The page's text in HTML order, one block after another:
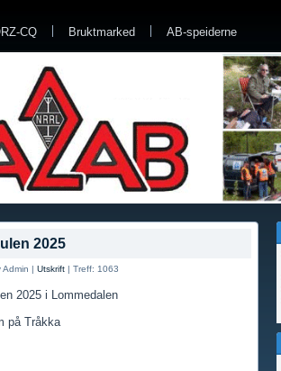
CQ Bruktmarked AB-speiderne
2025
Admin | Utskrift | Treff: 1063
2025 i Lommedalen
på Tråkka